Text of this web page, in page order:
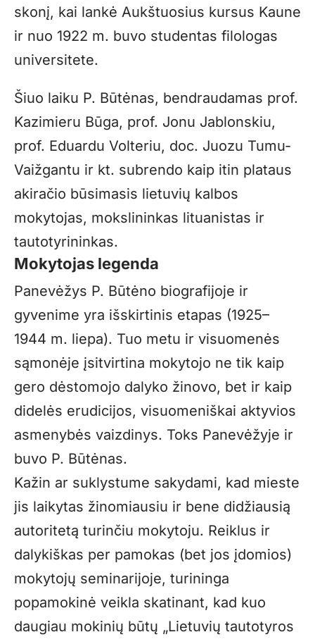
skonį, kai lankė Aukštuosius kursus Kaune
ir nuo 1922 m. buvo studentas filologas
universitete.
Šiuo laiku P. Būtėnas, bendraudamas prof.
Kazimieru Būga, prof. Jonu Jablonskiu,
prof. Eduardu Volteriu, doc. Juozu Tumu-
Vaižgantu ir kt. subrendo kaip itin plataus
akiračio būsimasis lietuvių kalbos
mokytojas, mokslininkas lituanistas ir
tautotyrininkas.
Mokytojas legenda
Panevėžys P. Būtėno biografijoje ir
gyvenime yra išskirtinis etapas (1925–
1944 m. liepa). Tuo metu ir visuomenės
sąmonėje įsitvirtina mokytojo ne tik kaip
gero dėstomojo dalyko žinovo, bet ir kaip
didelės erudicijos, visuomeniškai aktyvios
asmenybės vaizdinys. Toks Panevėžyje ir
buvo P. Būtėnas.
Kažin ar suklystume sakydami, kad mieste
jis laikytas žinomiausiu ir bene didžiausią
autoritetą turinčiu mokytoju. Reiklus ir
dalykiškas per pamokas (bet jos įdomios)
mokytojų seminarijoje, turininga
popamokinė veikla skatinant, kad kuo
daugiau mokinių būtų „Lietuvių tautotyros